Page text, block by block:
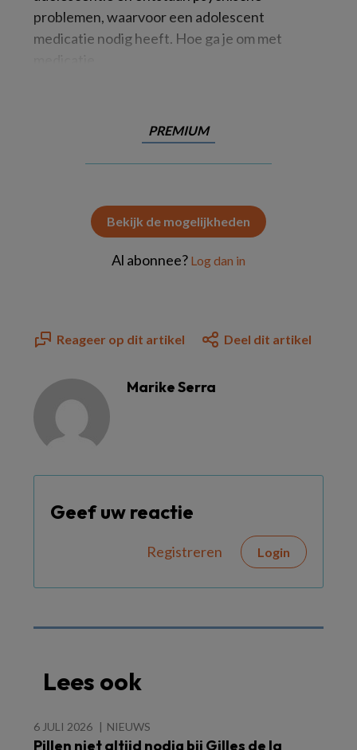
problemen, waarvoor een adolescent
medicatie nodig heeft. Hoe ga je om met
PREMIUM
Bekijk de mogelijkheden
Al abonnee? Log dan in
Reageer op dit artikel Deel dit artikel
Marike Serra
Geef uw reactie
Registreren Login
Lees ook
6 JULI 2026 NIEUWS
Pillen niet altijd nodig bij Gilles de la